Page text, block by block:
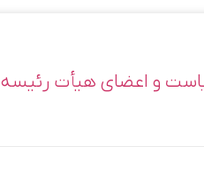
و اعضای هیأت رئیسه